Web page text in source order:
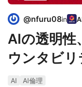
@nfuru08in
AIの透明性
ウンタビリ
AI
AI倫理